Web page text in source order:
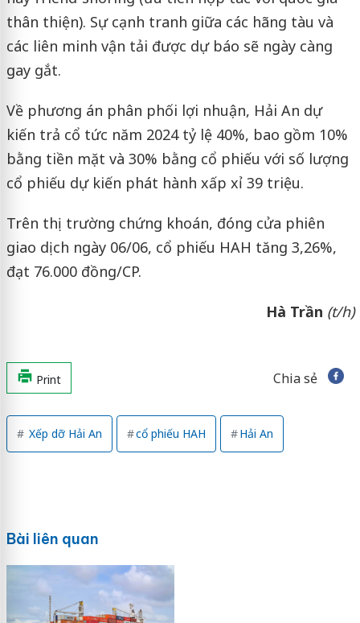
thân thiện). Sự cạnh tranh giữa các hãng tàu và
các liên minh vận tải được dự báo sẽ ngày càng
gay gắt.
Về phương án phân phối lợi nhuận, Hải An dự
kiến trả cổ tức năm 2024 tỷ lệ 40%, bao gồm 10%
bằng tiền mặt và 30% bằng cổ phiếu với số lượng
cổ phiếu dự kiến phát hành xấp xỉ 39 triệu.
Trên thị trường chứng khoán, đóng cửa phiên
giao dịch ngày 06/06, cổ phiếu HAH tăng 3,26%,
đạt 76.000 đồng/CP.
Hà Trần (t/h)
Print Chia sẻ
Xếp dỡ Hải An cổ phiếu HAH Hải An
Bài liên quan